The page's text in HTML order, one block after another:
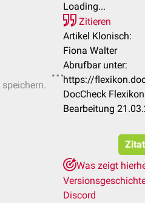
Loading...
Zitieren
Artikel Klonisch:
Fiona Walter
Abrufbar unter:
https://
DocCheck
Bearbeitung
Was zeigt
Discord